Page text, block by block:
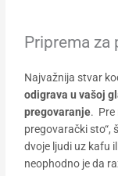
Priprema za
Najvažnija stvar
odigrava u vašoj
pregovaranje. Pre
pregovarački sto“,
dvoje ljudi uz kafu
neophodno je da